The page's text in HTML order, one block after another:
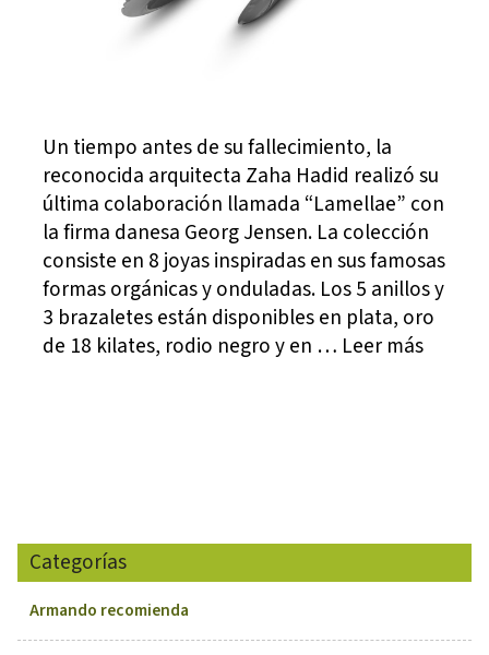
Un tiempo antes de su fallecimiento, la
reconocida arquitecta Zaha Hadid realizó su
última colaboración llamada “Lamellae” con
la firma danesa Georg Jensen. La colección
consiste en 8 joyas inspiradas en sus famosas
formas orgánicas y onduladas. Los 5 anillos y
3 brazaletes están disponibles en plata, oro
de 18 kilates, rodio negro y en … Leer más
Categorías
Armando recomienda